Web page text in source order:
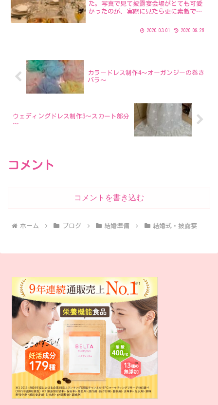
た。写真で見て披露宴会場がとても可愛
かったのが、実際に見たら更に素敵で！
うことだったので予約しちゃいました。
2020.03.01 2020.09.26
カラードレス制作4～オーガンジーの巻き
バラ～
ウェディングドレス制作3～スカート部分
～
コメント
コメントを書き込む
ホーム ブログ 結婚準備 結婚式・披露宴